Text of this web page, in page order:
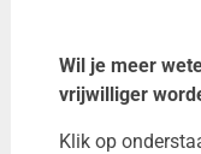
Wil je meer
vrijwilliger
Klik op